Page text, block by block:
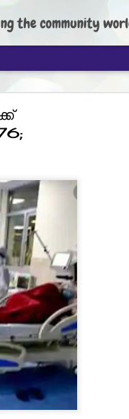
worldwide
AUG
4
DIPKE:
regroup,
movement
NEWS CJP DIPKE
NEW DELHI: Cockroach Janta
the group’s immediate priority
following the student-led
politics as of now.
Dipke told IANS in an interview
success was not securing the
Dharmendra Pradhan but the
government on matters of
He said the CJP would first
deciding its future course of
“Right now our focus is to